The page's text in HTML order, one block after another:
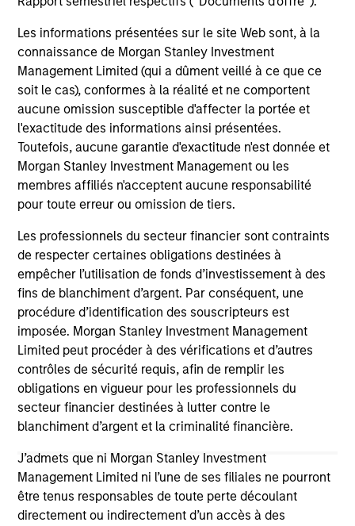
Les informations présentées sur le site Web sont, à la
connaissance de Morgan Stanley Investment
Management Limited (qui a dûment veillé à ce que ce
soit le cas), conformes à la réalité et ne comportent
aucune omission susceptible d'affecter la portée et
l'exactitude des informations ainsi présentées.
Toutefois, aucune garantie d'exactitude n'est donnée et
Morgan Stanley Investment Management ou les
membres affiliés n'acceptent aucune responsabilité
pour toute erreur ou omission de tiers.
Les professionnels du secteur financier sont contraints
de respecter certaines obligations destinées à
empêcher l’utilisation de fonds d’investissement à des
fins de blanchiment d’argent. Par conséquent, une
procédure d’identification des souscripteurs est
imposée. Morgan Stanley Investment Management
Limited peut procéder à des vérifications et d’autres
contrôles de sécurité requis, afin de remplir les
obligations en vigueur pour les professionnels du
secteur financier destinées à lutter contre le
blanchiment d’argent et la criminalité financière.
J’admets que ni Morgan Stanley Investment
Management Limited ni l’une de ses filiales ne pourront
être tenus responsables de toute perte découlant
directement ou indirectement d’un accès à des
emerging mid cap companies in the United
States.
Insight
Invests primarily in established and
emerging companies in the United States.
View All
Team Insights
CONSILIENT OBSERVER